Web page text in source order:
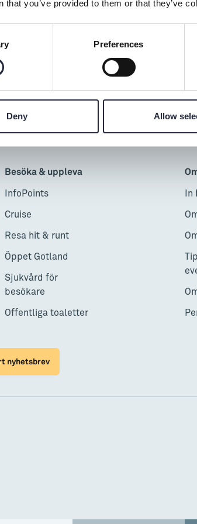
that you’ve provided to them or that they’ve
Preferences
Deny Allow
av:
Besöka & uppleva
InfoPoints
Cruise
Resa hit & runt
Öppet Gotland
Sjukvård för
besökare
Offentliga toaletter
In
nyhetsbrev